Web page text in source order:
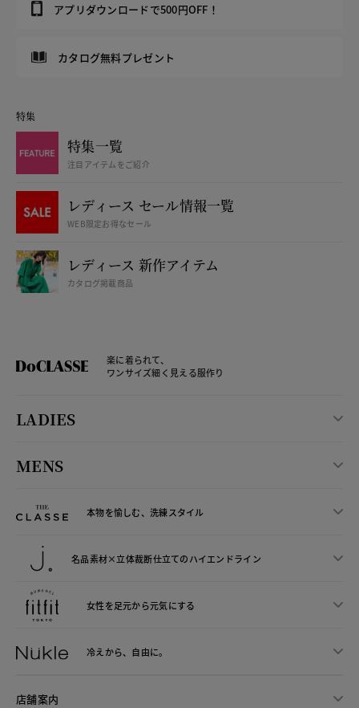
アプリダウンロードで500円OFF！
カタログ無料プレゼント
特集
特集一覧
注目アイテムをご紹介
レディース セール情報一覧
WEB限定お得なセール
レディース 新作アイテム
カタログ掲載商品
楽に着られて、
ワンサイズ細く見える服作り
LADIES
MENS
本物を愉しむ、洗練スタイル
名品素材×立体裁断仕立てのハイエンドライン
女性を足元から元気にする
冷えから、 自由に。
店舗案内